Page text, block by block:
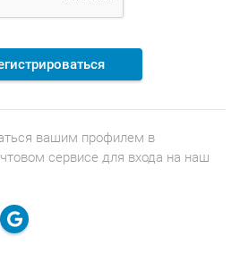
вашим профилем в
сервисе для входа на наш